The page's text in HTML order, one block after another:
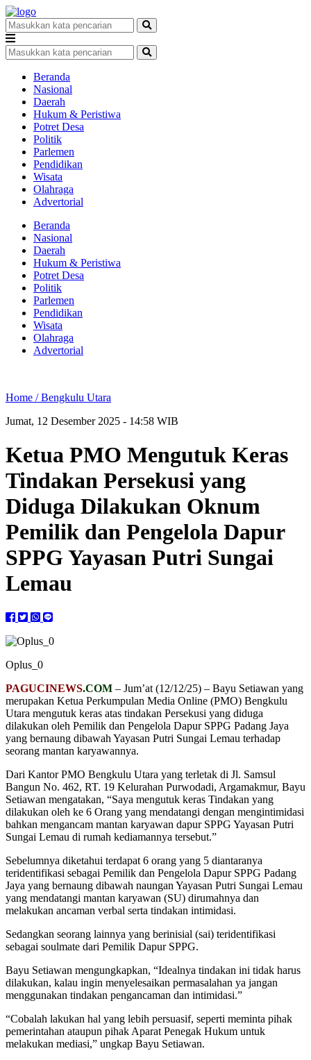
Beranda
Nasional
Daerah
Hukum & Peristiwa
Potret Desa
Politik
Parlemen
Pendidikan
Wisata
Olahraga
Advertorial
Beranda
Nasional
Daerah
Hukum & Peristiwa
Potret Desa
Politik
Parlemen
Pendidikan
Wisata
Olahraga
Advertorial
Home /Bengkulu Utara
Jumat, 12 Desember 2025 - 14:58 WIB
Ketua PMO Mengutuk Keras
Tindakan Persekusi yang
Diduga Dilakukan Oknum
Pemilik dan Pengelola Dapur
SPPG Yayasan Putri Sungai
Lemau
Oplus_0
PAGUCINEWS.COM – Jum’at (12/12/25) – Bayu Setiawan yang
merupakan Ketua Perkumpulan Media Online (PMO) Bengkulu
Utara mengutuk keras atas tindakan Persekusi yang diduga
dilakukan oleh Pemilik dan Pengelola Dapur SPPG Padang Jaya
yang bernaung dibawah Yayasan Putri Sungai Lemau terhadap
seorang mantan karyawannya.
Dari Kantor PMO Bengkulu Utara yang terletak di Jl. Samsul
Bangun No. 462, RT. 19 Kelurahan Purwodadi, Argamakmur, Bayu
Setiawan mengatakan, “Saya mengutuk keras Tindakan yang
dilakukan oleh ke 6 Orang yang mendatangi dengan mengintimidasi
bahkan mengancam mantan karyawan dapur SPPG Yayasan Putri
Sungai Lemau di rumah kediamannya tersebut.”
Sebelumnya diketahui terdapat 6 orang yang 5 diantaranya
teridentifikasi sebagai Pemilik dan Pengelola Dapur SPPG Padang
Jaya yang bernaung dibawah naungan Yayasan Putri Sungai Lemau
yang mendatangi mantan karyawan (SU) dirumahnya dan
melakukan ancaman verbal serta tindakan intimidasi.
Sedangkan seorang lainnya yang berinisial (sai) teridentifikasi
sebagai soulmate dari Pemilik Dapur SPPG.
Bayu Setiawan mengungkapkan, “Idealnya tindakan ini tidak harus
dilakukan, kalau ingin menyelesaikan permasalahan ya jangan
menggunakan tindakan pengancaman dan intimidasi.”
“Cobalah lakukan hal yang lebih persuasif, seperti meminta pihak
pemerintahan ataupun pihak Aparat Penegak Hukum untuk
melakukan mediasi,” ungkap Bayu Setiawan.